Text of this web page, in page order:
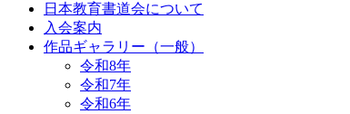
日本教育書道会について
入会案内
作品ギャラリー（一般）
令和8年
令和7年
令和6年